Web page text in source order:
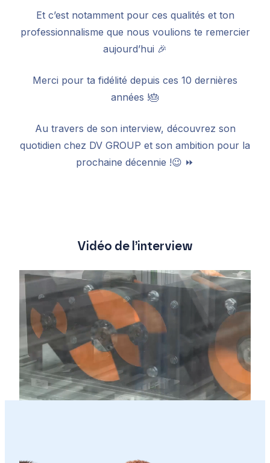
Et c’est notamment pour ces qualités et ton
professionnalisme que nous voulions te remercier
aujourd’hui 🎉
Merci pour ta fidélité depuis ces 10 dernières
années !🎂
Au travers de son interview, découvrez son
quotidien chez DV GROUP et son ambition pour la
prochaine décennie !😉 ⏩
Vidéo de l’interview